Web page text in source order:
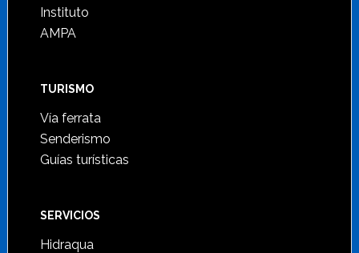
Instituto
AMPA
TURISMO
Vía ferrata
Senderismo
Guías turísticas
SERVICIOS
Hidraqua